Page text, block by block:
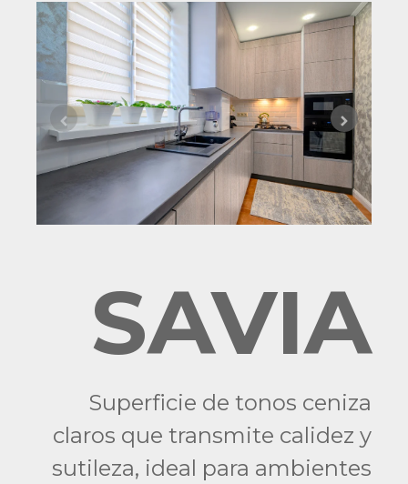
SAVIA
Superficie de tonos ceniza
claros que transmite calidez y
sutileza, ideal para ambientes